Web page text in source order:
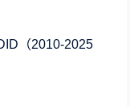
（2010-2025